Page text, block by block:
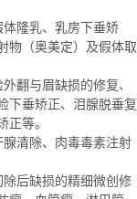
隆乳、乳房下垂矫
物（奥美定）及假体取
翻与眉缺损的修复、
下垂矫正、泪腺脱垂复
等。
清除、肉毒毒素注射
后缺损的精细微创修